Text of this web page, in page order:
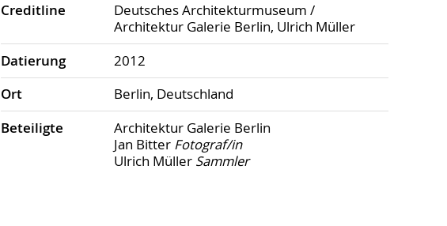
Credit­line
Deutsches Architekturmuseum /
Architektur Galerie Berlin, Ulrich Müller
Datierung
2012
Ort
Berlin, Deutschland
Beteiligte
Architektur Galerie Berlin
Jan Bitter Fotograf/in
Ulrich Müller Sammler